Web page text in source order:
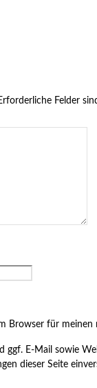
Felder
Browser für
ggf. E-Mail sowie
dieser Seite